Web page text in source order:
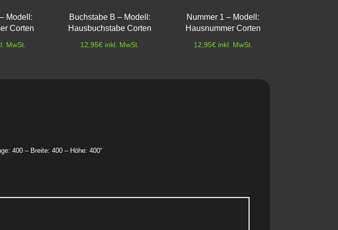
Modell:
Corten
MwSt.
Buchstabe B – Modell:
Hausbuchstabe Corten
12,95€ inkl. MwSt.
Nummer 1 – Modell:
Hausnummer Corten
12,95€ inkl. MwSt.
400 – Breite: 400 – Höhe: 400“